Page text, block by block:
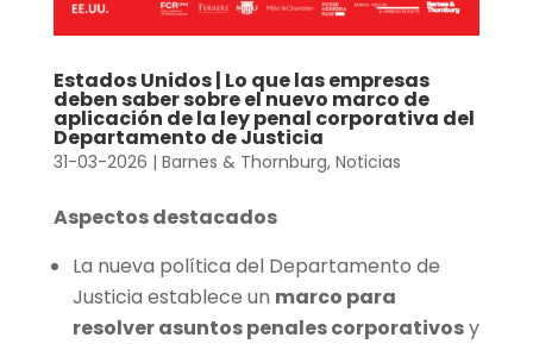
Estados Unidos | Lo que las empresas
deben saber sobre el nuevo marco de
aplicación de la ley penal corporativa del
Departamento de Justicia
31-03-2026 | Barnes & Thornburg, Noticias
Aspectos destacados
La nueva política del Departamento de
Justicia establece un marco para
resolver asuntos penales corporativosy